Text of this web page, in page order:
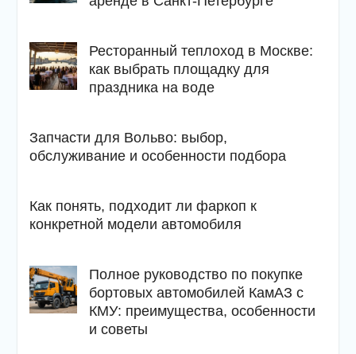
Ресторанный теплоход в Москве:
как выбрать площадку для
праздника на воде
Запчасти для Вольво: выбор,
обслуживание и особенности подбора
Как понять, подходит ли фаркоп к
конкретной модели автомобиля
Полное руководство по покупке
бортовых автомобилей КамАЗ с
КМУ: преимущества, особенности
и советы